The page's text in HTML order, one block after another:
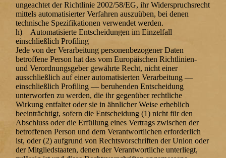
ungeachtet der Richtlinie 2002/58/EG, ihr Widerspruchsrecht
mittels automatisierter Verfahren auszuüben, bei denen
technische Spezifikationen verwendet werden.
h) Automatisierte Entscheidungen im Einzelfall
einschließlich Profiling
Jede von der Verarbeitung personenbezogener Daten
betroffene Person hat das vom Europäischen Richtlinien-
und Verordnungsgeber gewährte Recht, nicht einer
ausschließlich auf einer automatisierten Verarbeitung —
einschließlich Profiling — beruhenden Entscheidung
unterworfen zu werden, die ihr gegenüber rechtliche
Wirkung entfaltet oder sie in ähnlicher Weise erheblich
beeinträchtigt, sofern die Entscheidung (1) nicht für den
Abschluss oder die Erfüllung eines Vertrags zwischen der
betroffenen Person und dem Verantwortlichen erforderlich
ist, oder (2) aufgrund von Rechtsvorschriften der Union oder
der Mitgliedstaaten, denen der Verantwortliche unterliegt,